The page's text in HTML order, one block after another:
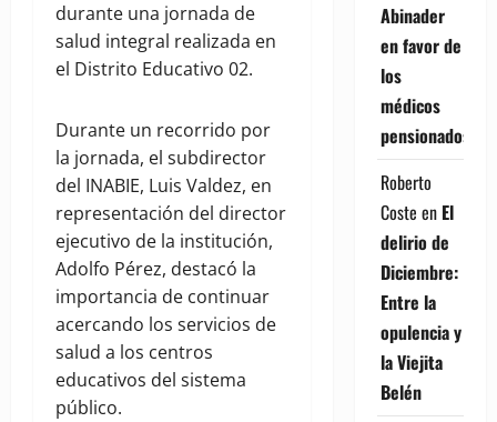
durante una jornada de
salud integral realizada en
el Distrito Educativo 02.
Durante un recorrido por
la jornada, el subdirector
del INABIE, Luis Valdez, en
representación del director
ejecutivo de la institución,
Adolfo Pérez, destacó la
importancia de continuar
acercando los servicios de
salud a los centros
educativos del sistema
público.
Abinader
en favor de
los
médicos
pensionados
Roberto
Coste en El
delirio de
Diciembre:
Entre la
opulencia y
la Viejita
Belén